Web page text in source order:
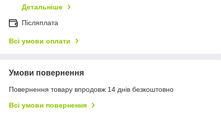
Детальніше
Післяплата
Всі умови оплати
Умови повернення
Повернення товару впродовж 14 днів безкоштовно
Всі умови повернення